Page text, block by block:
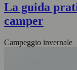
La guida
camper
Campeggio invernale